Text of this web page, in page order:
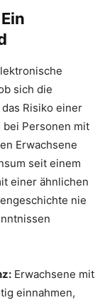
sich die
Risiko einer
Personen mit
Erwachsene
seit einem
einer ähnlichen
nie
Erwachsene mit
einnahmen,